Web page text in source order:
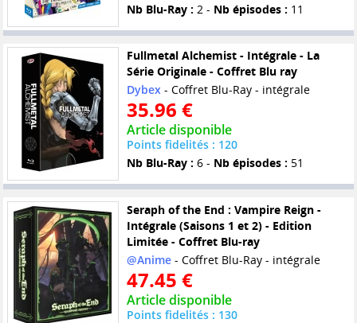
Nb Blu-Ray : 2 - Nb épisodes : 11
Fullmetal Alchemist - Intégrale - La
Série Originale - Coffret Blu ray
Dybex- Coffret Blu-Ray - intégrale
35.96 €
Article disponible
Points fidelités : 120
Nb Blu-Ray : 6 - Nb épisodes : 51
Seraph of the End : Vampire Reign -
Intégrale (Saisons 1 et 2) - Edition
Limitée - Coffret Blu-ray
@Anime- Coffret Blu-Ray - intégrale
47.45 €
Article disponible
Points fidelités : 130